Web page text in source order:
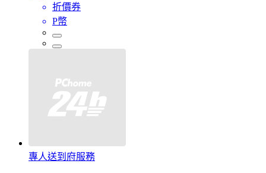
折價券
P幣
專人送到府服務